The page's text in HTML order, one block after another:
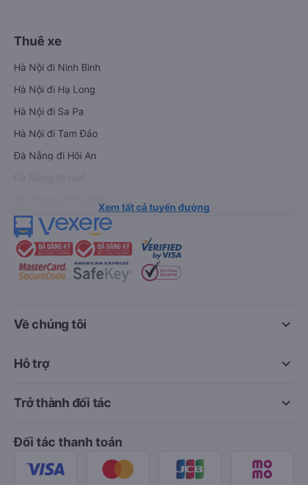
Thuê xe
Hà Nội đi Ninh Bình
Hà Nội đi Hạ Long
Hà Nội đi Sa Pa
Hà Nội đi Tam Đảo
Đà Nẵng đi Hội An
Xem tất cả tuyến đường
keyboard_arrow_down
Về chúng tôi
keyboard_arrow_down
Hỗ trợ
keyboard_arrow_down
Trở thành đối tác
Đối tác thanh toán